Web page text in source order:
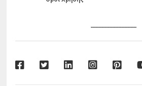
------------------------------